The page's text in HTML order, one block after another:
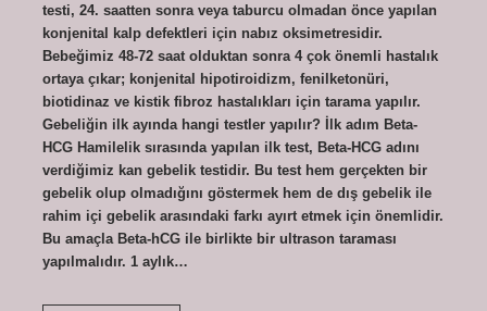
testi, 24. saatten sonra veya taburcu olmadan önce yapılan
konjenital kalp defektleri için nabız oksimetresidir.
Bebeğimiz 48-72 saat olduktan sonra 4 çok önemli hastalık
ortaya çıkar; konjenital hipotiroidizm, fenilketonüri,
biotidinaz ve kistik fibroz hastalıkları için tarama yapılır.
Gebeliğin ilk ayında hangi testler yapılır? İlk adım Beta-
HCG Hamilelik sırasında yapılan ilk test, Beta-HCG adını
verdiğimiz kan gebelik testidir. Bu test hem gerçekten bir
gebelik olup olmadığını göstermek hem de dış gebelik ile
rahim içi gebelik arasındaki farkı ayırt etmek için önemlidir.
Bu amaçla Beta-hCG ile birlikte bir ultrason taraması
yapılmalıdır. 1 aylık…